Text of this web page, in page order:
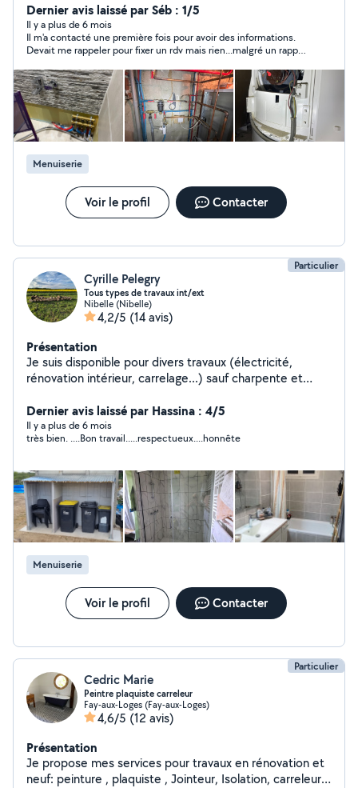
personnalisée et adaptée à vos besoins. Je réalise : -
Peinture & enduits : préparation, ratissage, finitions,
revêtements muraux. - Placo & isolation : cloisons,
doublages, faux plafonds, intégration de spots. - Salle
de bain complète : placo hydro, carrelage, faïence,
installation douche, vasque, WC. - Autres prestations :
pose de parquet flottant, plomberie, électricité,
habillage d'escalier, serrurerie simple. Travail soigné
respect des délais devis gratuit et détaillé artisan
déclaré & assuré.
Dernier avis laissé par Séb : 1/5
Il y a plus de 6 mois
Il m'a contacté une première fois pour avoir des informations.
Devait me rappeler pour fixer un rdv mais rien...malgré un rappel
Menuiserie
Voir le profil Contacter
Particulier
Cyrille Pelegry
Tous types de travaux int/ext
Nibelle (Nibelle)
4,2/5 (14 avis)
Présentation
Je suis disponible pour divers travaux (électricité,
rénovation intérieur, carrelage...) sauf charpente et
extérieur.Contactez moi pour plus de renseignement.
Dernier avis laissé par Hassina : 4/5
Il y a plus de 6 mois
très bien. ....Bon travail.....respectueux....honnête
Menuiserie
Voir le profil Contacter
Particulier
Cedric Marie
Peintre plaquiste carreleur
Fay-aux-Loges (Fay-aux-Loges)
4,6/5 (12 avis)
Présentation
Je propose mes services pour travaux en rénovation et
neuf: peinture , plaquiste , Jointeur, Isolation, carreleur,